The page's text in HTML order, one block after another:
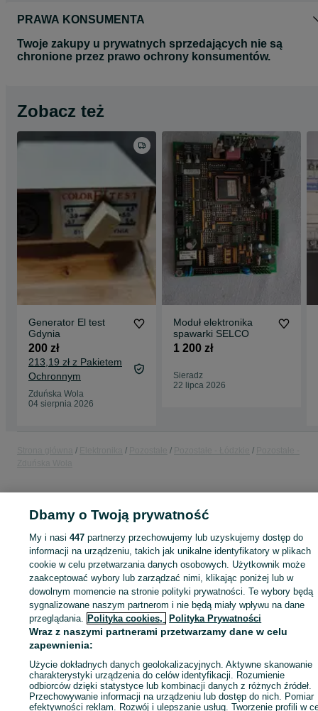
PRAWA KONSUMENTA
Twoje zakupy u prywatnych sprzedających nie są
chronione przez prawo ochrony konsumentów.
Zobacz też
Generator El test
Gdynia
200 zł
213,19 zł z Pakietem
Ochronnym
Zduńska Wola
04 sierpnia 2026
Moduł elektronika
spawarki SELCO
1 200 zł
Sieradz
22 lipca 2026
789282818 Wyświetlenia:
Zaloguj się lub załóż konto na OLX, aby skontaktować się z
sprzedającym
Zaloguj się / Załóż konto
Kup
Dbamy o Twoją prywatność
My i nasi447 partnerzy przechowujemy lub uzyskujemy dostęp do
informacji na urządzeniu, takich jak unikalne identyfikatory w plikach
cookie w celu przetwarzania danych osobowych. Użytkownik może
zaakceptować wybory lub zarządzać nimi, klikając poniżej lub w
dowolnym momencie na stronie polityki prywatności. Te wybory będą
sygnalizowane naszym partnerom i nie będą miały wpływu na dane
przeglądania. Polityka cookies, Polityka Prywatności
Wraz z naszymi partnerami przetwarzamy dane w celu
zapewnienia:
Użycie dokładnych danych geolokalizacyjnych. Aktywne skanowanie
charakterystyki urządzenia do celów identyfikacji. Rozumienie
odbiorców dzięki statystyce lub kombinacji danych z różnych źródeł.
Przechowywanie informacji na urządzeniu lub dostęp do nich. Pomiar
efektywności reklam. Rozwój i ulepszanie usług. Tworzenie profili w